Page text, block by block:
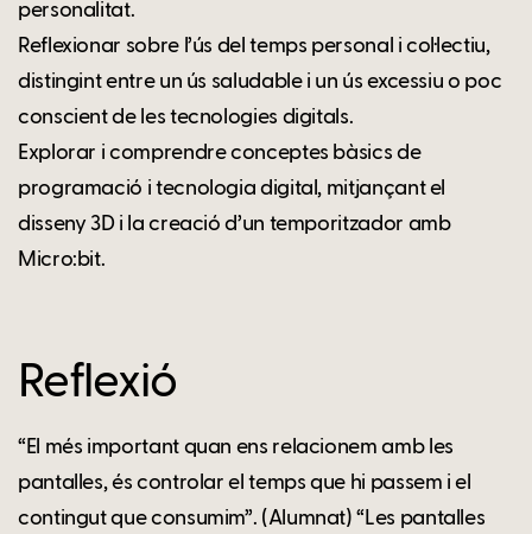
personalitat.
Reflexionar sobre l’ús del temps personal i col·lectiu,
distingint entre un ús saludable i un ús excessiu o poc
conscient de les tecnologies digitals.
Explorar i comprendre conceptes bàsics de
programació i tecnologia digital, mitjançant el
disseny 3D i la creació d’un temporitzador amb
Micro:bit.
Reflexió
“El més important quan ens relacionem amb les
pantalles, és controlar el temps que hi passem i el
contingut que consumim”. (Alumnat) “Les pantalles